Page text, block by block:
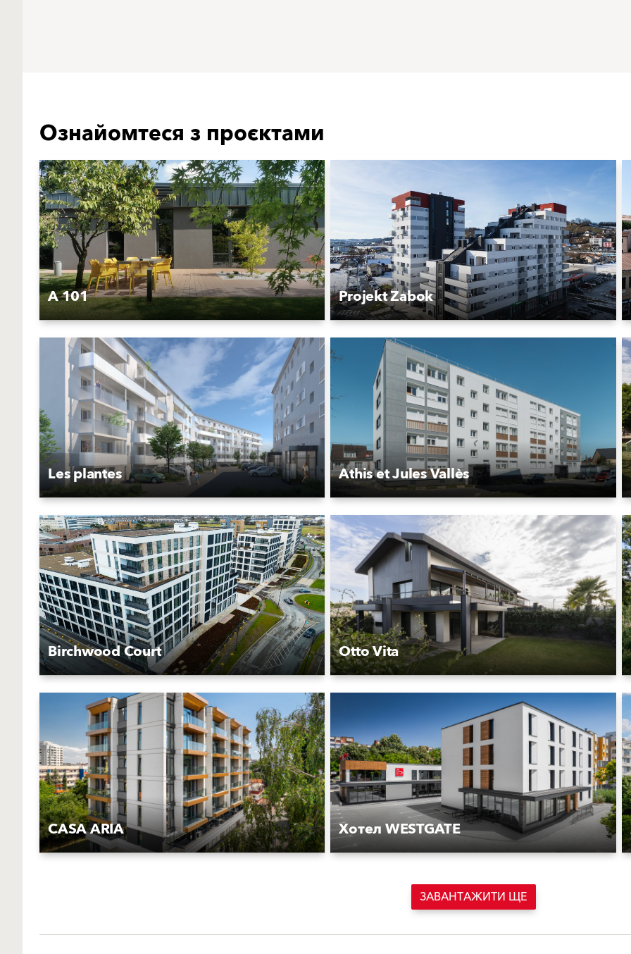
Ознайомтеся з проєктами
A 101 Projekt Zabok
Les plantes Athis et Jules Vallès
Birchwood Court Otto Vita
CASA ARIA Хотел WESTGATE
ЗАВАНТАЖИТИ ЩЕ